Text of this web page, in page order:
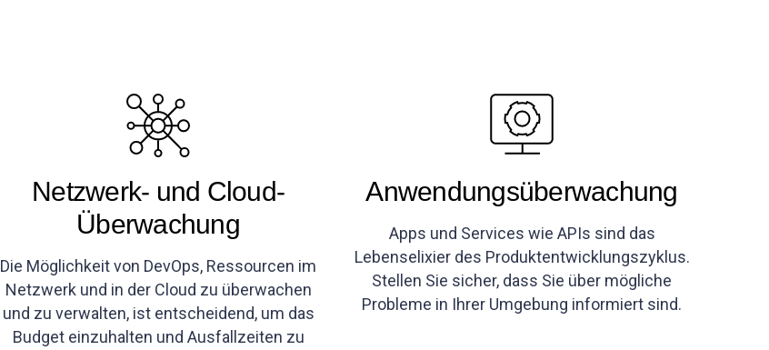
Netzwerk- und Cloud-
Überwachung
Die Möglichkeit von DevOps, Ressourcen im
Netzwerk und in der Cloud zu überwachen
und zu verwalten, ist entscheidend, um das
Budget einzuhalten und Ausfallzeiten zu
Anwendungsüberwachung
Apps und Services wie APIs sind das
Lebenselixier des Produktentwicklungszyklus.
Stellen Sie sicher, dass Sie über mögliche
Probleme in Ihrer Umgebung informiert sind.